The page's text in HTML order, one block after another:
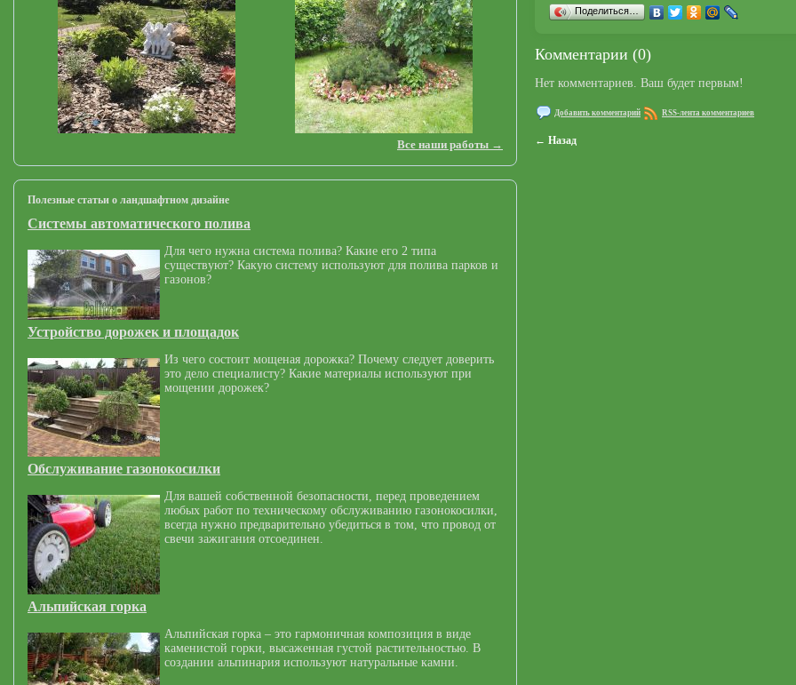
Все наши работы →
Полезные статьи о ландшафтном дизайне
Системы автоматического полива
Для чего нужна система полива? Какие его 2 типа
существуют? Какую систему используют для полива парков и
газонов?
Устройство дорожек и площадок
Из чего состоит мощеная дорожка? Почему следует доверить
это дело специалисту? Какие материалы используют при
мощении дорожек?
Обслуживание газонокосилки
Для вашей собственной безопасности, перед проведением
любых работ по техническому обслуживанию газонокосилки,
всегда нужно предварительно убедиться в том, что провод от
свечи зажигания отсоединен.
Альпийская горка
Альпийская горка – это гармоничная композиция в виде
каменистой горки, высаженная густой растительностью. В
создании альпинария используют натуральные камни.
Поделиться…
Комментарии (0)
Нет комментариев. Ваш будет первым!
Добавить комментарий RSS-лента комментариев
← Назад